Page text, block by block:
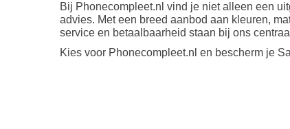
Bij Phonecompleet.nl vind je niet alleen een
advies. Met een breed aanbod aan kleuren,
service en betaalbaarheid staan bij ons
Kies voor Phonecompleet.nl en bescherm je